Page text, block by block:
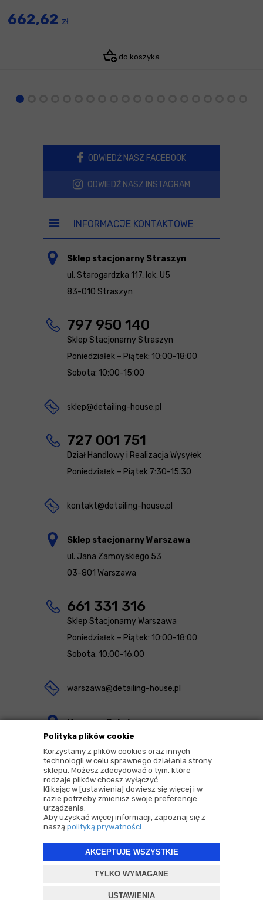
Polityka plików cookie
Korzystamy z plików cookies oraz innych
technologii w celu sprawnego działania strony
sklepu. Możesz zdecydować o tym, które
rodzaje plików chcesz wyłączyć.
Klikając w [ustawienia] dowiesz się więcej i w
razie potrzeby zmienisz swoje preferencje
urządzenia.
Aby uzyskać więcej informacji, zapoznaj się z
naszą polityką prywatności.
AKCEPTUJĘ WSZYSTKIE
TYLKO WYMAGANE
USTAWIENIA
662,62 zł
do koszyka
ODWIEDŹ NASZ FACEBOOK
ODWIEDŹ NASZ INSTAGRAM
INFORMACJE KONTAKTOWE
Sklep stacjonarny Straszyn
ul. Starogardzka 117, lok. U5
83-010 Straszyn
797 950 140
Sklep Stacjonarny Straszyn
Poniedziałek – Piątek: 10:00-18:00
Sobota: 10:00-15:00
sklep@detailing-house.pl
727 001 751
Dział Handlowy i Realizacja Wysyłek
Poniedziałek – Piątek 7:30-15.30
kontakt@detailing-house.pl
Sklep stacjonarny Warszawa
ul. Jana Zamoyskiego 53
03-801 Warszawa
661 331 316
Sklep Stacjonarny Warszawa
Poniedziałek – Piątek: 10:00-18:00
Sobota: 10:00-16:00
warszawa@detailing-house.pl
Magazyn Rekcin
Nomos Sp. z o.o. sp.k.
ul. Agrestowa 1
83-010 Rekcin
2026 © Copyrights by |Detailing House